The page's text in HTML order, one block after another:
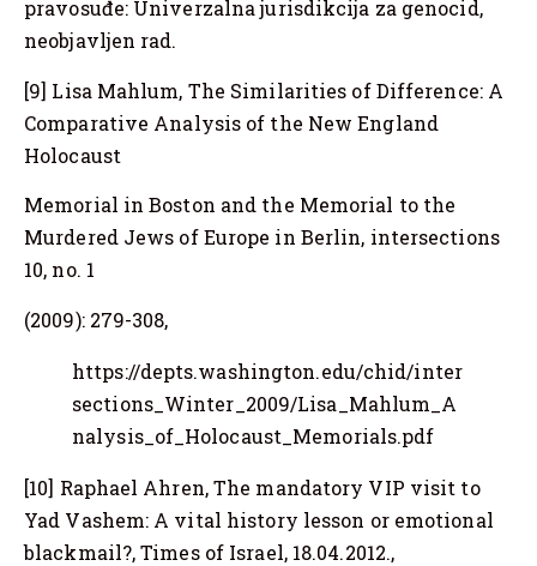
pravosuđe: Univerzalna jurisdikcija za genocid,
neobjavljen rad.
[9] Lisa Mahlum, The Similarities of Difference: A
Comparative Analysis of the New England
Holocaust
Memorial in Boston and the Memorial to the
Murdered Jews of Europe in Berlin, intersections
10, no. 1
(2009): 279-308,
https://depts.washington.edu/chid/inter
sections_Winter_2009/Lisa_Mahlum_A
nalysis_of_Holocaust_Memorials.pdf
[10] Raphael Ahren, The mandatory VIP visit to
Yad Vashem: A vital history lesson or emotional
blackmail?, Times of Israel, 18.04.2012.,